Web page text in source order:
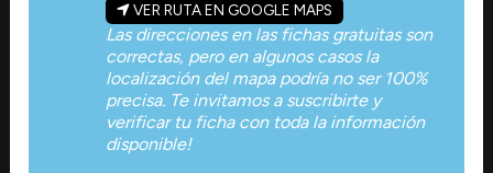
VER RUTA EN GOOGLE MAPS
Las direcciones en las fichas gratuitas son
correctas, pero en algunos casos la
localización del mapa podría no ser 100%
precisa. Te invitamos a suscribirte y
verificar tu ficha con toda la información
disponible!